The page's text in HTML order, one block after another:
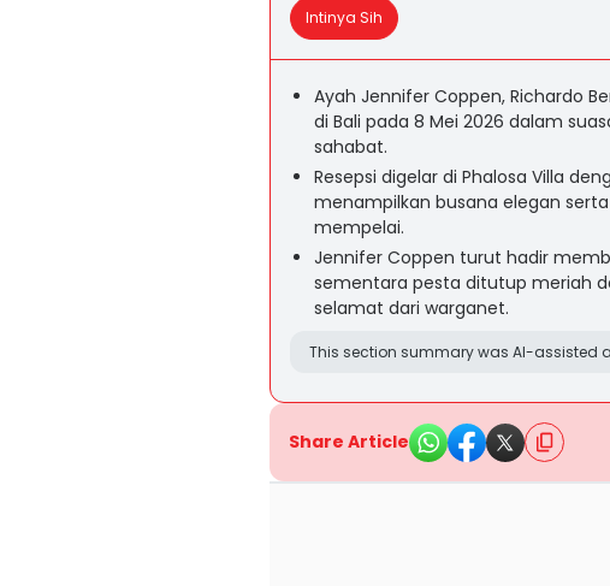
Intinya Sih
Ayah Jennifer Coppen, Richardo
di Bali pada 8 Mei 2026 dalam
sahabat.
Resepsi digelar di Phalosa Villa
menampilkan busana elegan
mempelai.
Jennifer Coppen turut hadir
sementara pesta ditutup meriah
selamat dari warganet.
This section summary was AI-assisted
Share Article